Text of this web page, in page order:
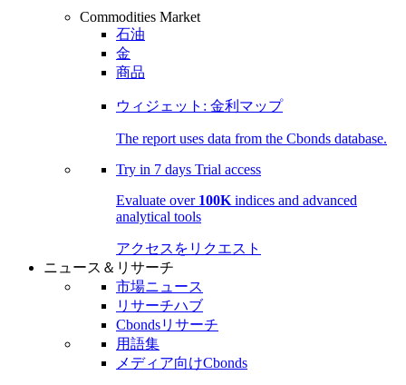
Commodities Market
石油
金
商品
ウィジェット: 金利マップ
The report uses data from the Cbonds database.
Try in 7 days Trial access
Evaluate over 100K indices and advanced
analytical tools
アクセスをリクエスト
ニュース＆リサーチ
市場ニュース
リサーチハブ
Cbondsリサーチ
用語集
メディア向けCbonds